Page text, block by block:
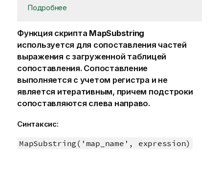
Подробнее
Функция скрипта MapSubstring
используется для сопоставления частей
выражения с загруженной таблицей
сопоставления. Сопоставление
выполняется с учетом регистра и не
является итеративным, причем подстроки
сопоставляются слева направо.
Синтаксис:
MapSubstring('map_name', expression)